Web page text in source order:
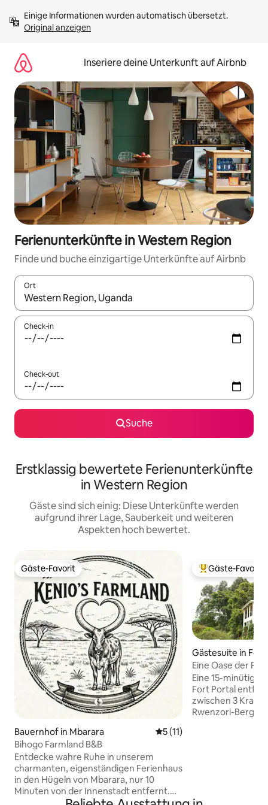
Inhalten
springenOriginal anzeigen
Inseriere deine Unterkunft auf Airbnb
Ferienunterkünfte in Western Region
Finde und buche einzigartige Unterkünfte auf Airbnb
Ort
Wenn Ergebnisse verfügbar sind, navigiere mit den
Check-in
Check-out
Suche
Erstklassig bewertete Ferienunterkünfte
in Western Region
Gäste sind sich einig: Diese Unterkünfte werden
aufgrund ihrer Lage, Sauberkeit und weiteren
Aspekten hoch bewertet.
Gäste-Favorit
Gäste-Favorit
Bauernhof in Mbarara Durchschnittliche
5 (11)
Bihogo Farmland B&B
Entdecke wahre Ruhe in unserem
charmanten, eigenständigen Ferienhaus
in den Hügeln von Mbarara, nur 10
Minuten von der Innenstadt entfernt.
Ein überwältigendes authentisches
Beliebter Gäste-
Gäste-Favorit
Gästesuite in Fort
Eine Oase der
3 Schlafzimmern
Eine 15-minütige
Fort Portal
zwischen 3
Rwenzori-Berge,
für tiefere